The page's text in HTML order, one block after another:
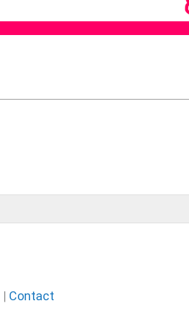
| Contact